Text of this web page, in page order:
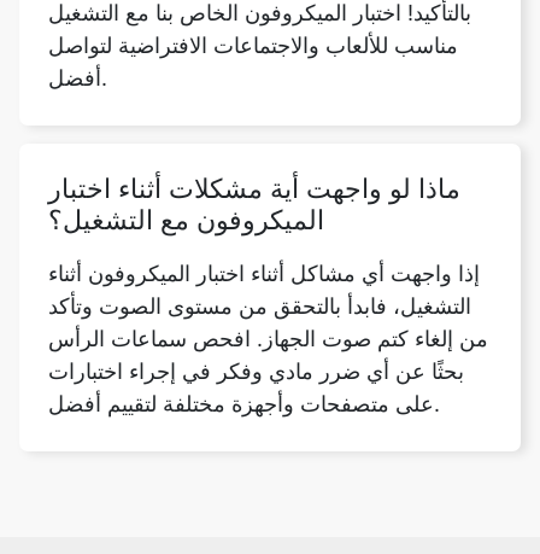
بالتأكيد! اختبار الميكروفون الخاص بنا مع التشغيل
مناسب للألعاب والاجتماعات الافتراضية لتواصل
أفضل.
ماذا لو واجهت أية مشكلات أثناء اختبار
الميكروفون مع التشغيل؟
إذا واجهت أي مشاكل أثناء اختبار الميكروفون أثناء
التشغيل، فابدأ بالتحقق من مستوى الصوت وتأكد
من إلغاء كتم صوت الجهاز. افحص سماعات الرأس
بحثًا عن أي ضرر مادي وفكر في إجراء اختبارات
على متصفحات وأجهزة مختلفة لتقييم أفضل.